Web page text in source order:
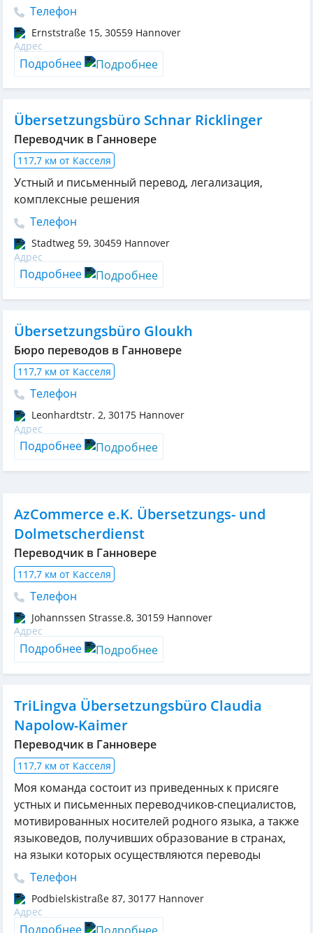
Телефон
Ernststraße 15, 30559 Hannover
Подробнее
Übersetzungsbüro Schnar Ricklinger
Переводчик в Ганновере
117,7 км от Касселя
Устный и письменный перевод, легализация,
комплексные решения
Телефон
Stadtweg 59, 30459 Hannover
Подробнее
Übersetzungsbüro Gloukh
Бюро переводов в Ганновере
117,7 км от Касселя
Телефон
Leonhardtstr. 2, 30175 Hannover
Подробнее
AzCommerce e.K. Übersetzungs- und
Dolmetscherdienst
Переводчик в Ганновере
117,7 км от Касселя
Телефон
Johannssen Strasse.8, 30159 Hannover
Подробнее
TriLingva Übersetzungsbüro Claudia
Napolow-Kaimer
Переводчик в Ганновере
117,7 км от Касселя
Моя команда состоит из приведенных к присяге
устных и письменных переводчиков-специалистов,
мотивированных носителей родного языка, а также
языковедов, получивших образование в странах,
на языки которых осуществляются переводы
Телефон
Podbielskistraße 87, 30177 Hannover
Подробнее